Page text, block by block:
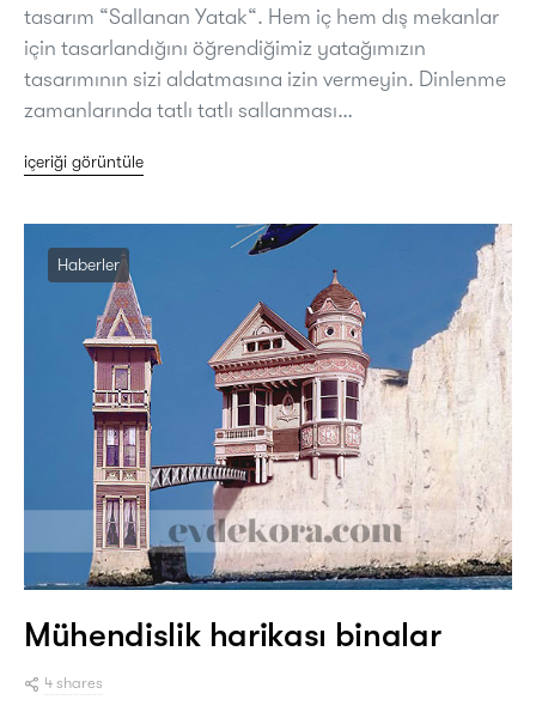
tasarım “Sallanan Yatak“. Hem iç hem dış mekanlar
için tasarlandığını öğrendiğimiz yatağımızın
tasarımının sizi aldatmasına izin vermeyin. Dinlenme
zamanlarında tatlı tatlı sallanması…
içeriği görüntüle
Haberler
Mühendislik harikası binalar
4 shares